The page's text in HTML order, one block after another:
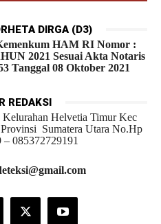
DIRGA (D3)
HAM RI Nomor :
2021 Sesuai Akta Notaris
Tanggal 08 Oktober 2021
REDAKSI
Kelurahan Helvetia Timur Kec
Sumatera Utara No.Hp
– 085372729191